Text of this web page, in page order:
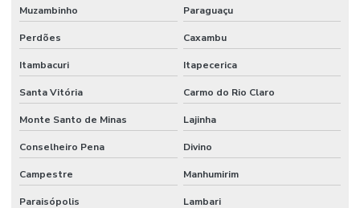
Mão de obra temporária e terceirização
Mão de obra terceirizada
Melhorias Em Sistemas Elétricos
Monitoramento De Condições Operacionais
Orçamento manutenção industrial
Muzambinho Paraguaçu
Perdões Caxambu
Itambacuri Itapecerica
Santa Vitória Carmo do Rio Claro
Monte Santo de Minas Lajinha
Conselheiro Pena Divino
Campestre Manhumirim
Paraisópolis Lambari